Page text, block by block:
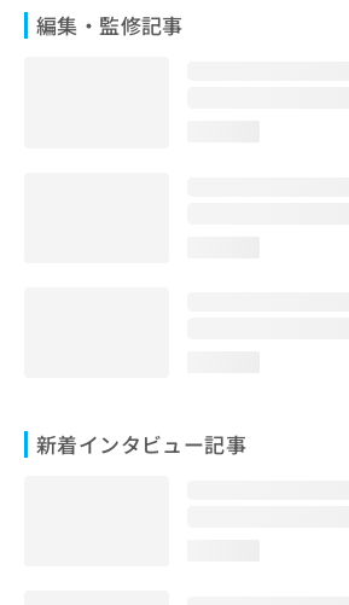
編集・監修記事
新着インタビュー記事